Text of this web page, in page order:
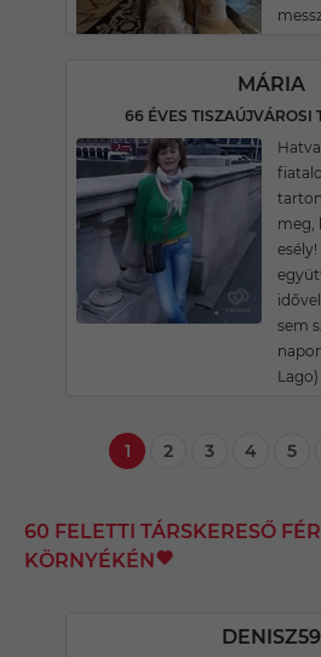
MÁRIA
66 ÉVES TISZAÚJVÁROSI
meg,
sem
Lago)
1 2 3 4 5
60 FELETTI TÁRSKERESŐ
KÖRNYÉKÉN
DENISZ59